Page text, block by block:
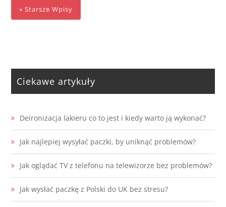
« Starsze Wpisy
Ciekawe artykuły
Deironizacja lakieru co to jest i kiedy warto ją wykonać?
Jak najlepiej wysyłać paczki, by uniknąć problemów?
Jak oglądać TV z telefonu na telewizorze bez problemów?
Jak wysłać paczkę z Polski do UK bez stresu?